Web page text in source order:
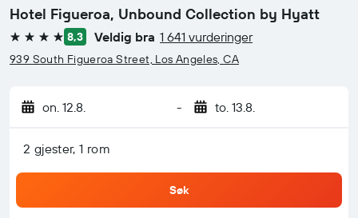
Hotel Figueroa, Unbound Collection by Hyatt
4 stjerner 8,3 Veldig bra 1 641 vurderinger
939 South Figueroa Street, Los Angeles, CA
on. 12.8. - to. 13.8.
2 gjester, 1 rom
Søk